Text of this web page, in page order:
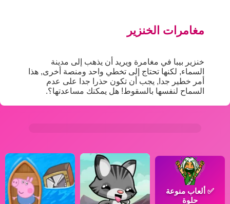
مغامرات الخنزير
خنزير بيبا في مغامرة ويريد أن يذهب إلى مدينة
السماء, لكنها تحتاج إلى تخطي واحد ومنصة أخرى, هذا
أمر خطير جدا, يجب أن تكون حذرا جدا على عدم
السماح لنفسها بالسقوط! هل يمكنك مساعدتها؟.
✅ ألعاب منوعة
حلوة